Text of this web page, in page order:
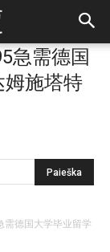
急需德国
施塔特
德国大学毕业留学